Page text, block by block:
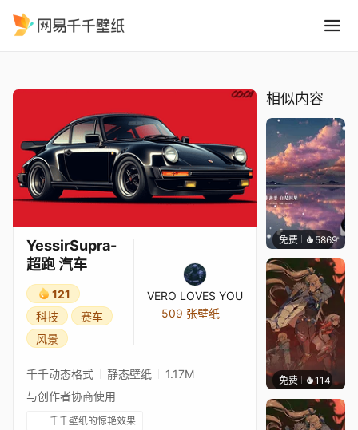
YessirSupra-
超跑 汽车
121
科技
赛车
风景
VERO LOVES YOU
509 张壁纸
千千动态格式 静态壁纸
1.17M
与创作者协商使用
千千壁纸的惊艳效果
相似内容
免费 5869冰茶
免费 114Nesu